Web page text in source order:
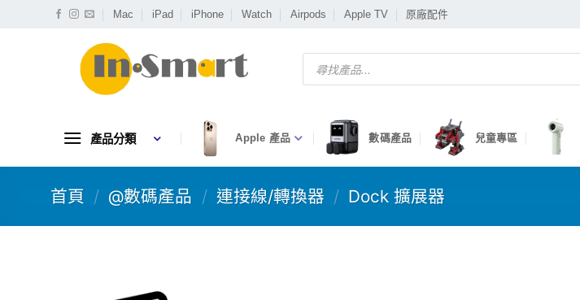
Mac iPad iPhone Watch Airpods Apple TV 原廠配件
Products
search
產品分類 Apple 產品 數碼產品 兒童專區
首頁 / @數碼產品 / 連接線/轉換器 / Dock 擴展器